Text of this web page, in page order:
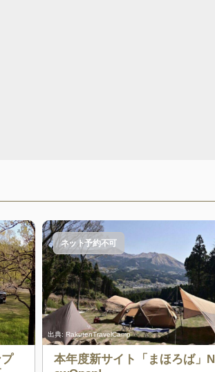
出典: RakutenTravelCamp
ネット予約不可
本年度新サイト「まほろば」N